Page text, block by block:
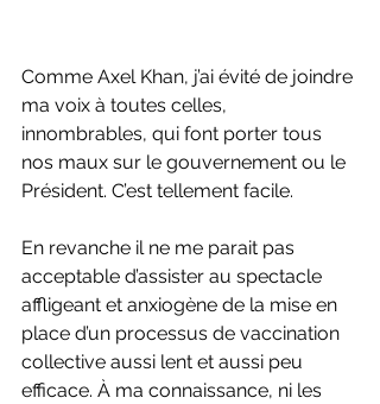
Comme Axel Khan, j’ai évité de joindre
ma voix à toutes celles,
innombrables, qui font porter tous
nos maux sur le gouvernement ou le
Président. C’est tellement facile.
En revanche il ne me parait pas
acceptable d’assister au spectacle
affligeant et anxiogène de la mise en
place d’un processus de vaccination
collective aussi lent et aussi peu
efficace. À ma connaissance, ni les